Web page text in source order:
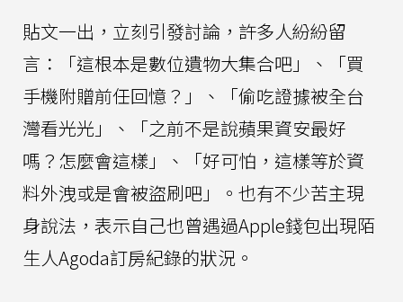
貼文一出，立刻引發討論，許多人紛紛留
言：「這根本是數位遺物大集合吧」、「買
手機附贈前任回憶？」、「偷吃證據被全台
灣看光光」、「之前不是說蘋果資安最好
嗎？怎麼會這樣」、「好可怕，這樣等於資
料外洩或是會被盜刷吧」。也有不少苦主現
身說法，表示自己也曾遇過Apple錢包出現陌
生人Agoda訂房紀錄的狀況。